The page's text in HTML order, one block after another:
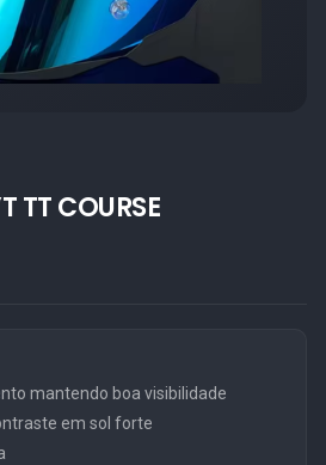
TT COURSE
mantendo boa visibilidade
em sol forte